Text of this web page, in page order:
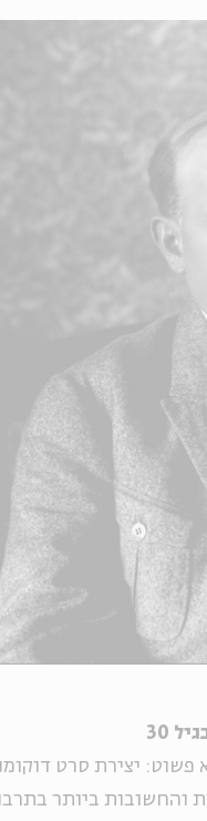
30
פשוט: יצירת סרט
והחשובות ביותר